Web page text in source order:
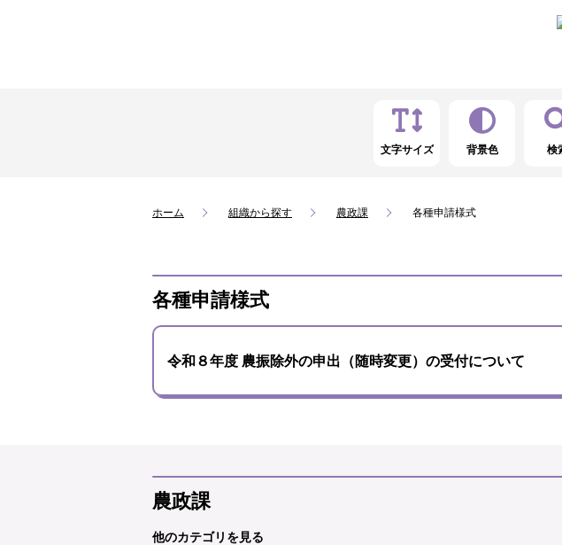
文字サイズ 背景色 検
ホーム 組織から探す 農政課 各種申請様式
各種申請様式
令和８年度 農振除外の申出（随時変更）の受付について
農政課
他のカテゴリを見る